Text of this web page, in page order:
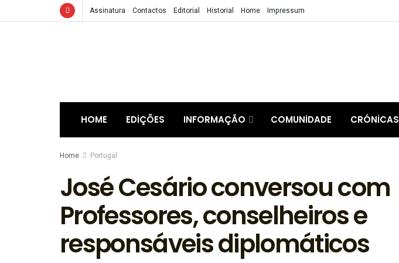
Assinatura Contactos Editorial Historial Home Impressum
HOME EDIÇÕES INFORMAÇÃO COMUNIDADE CRÓNICAS
Home Portugal
José Cesário conversou com
Professores, conselheiros e
responsáveis diplomáticos